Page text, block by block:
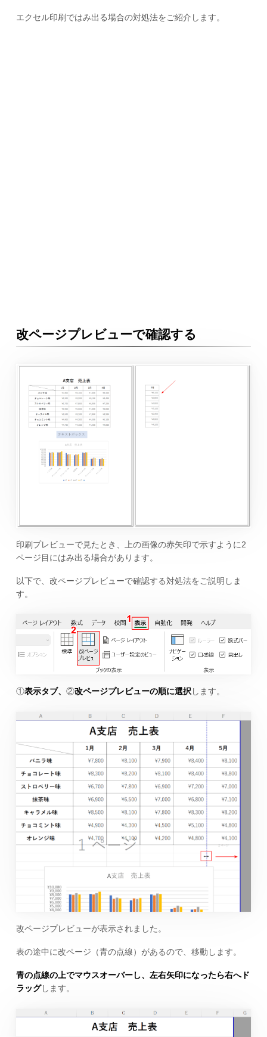
エクセル印刷ではみ出る場合の対処法をご紹介します。
改ページプレビューで確認する
印刷プレビューで見たとき、上の画像の赤矢印で示すように2
ページ目にはみ出る場合があります。
以下で、改ページプレビューで確認する対処法をご説明しま
す。
①表示タブ、 ②改ページプレビューの順に選択します。
改ページプレビューが表示されました。
表の途中に改ページ（青の点線）があるので、移動します。
青の点線の上でマウスオーバーし、左右矢印になったら右へド
ラッグします。